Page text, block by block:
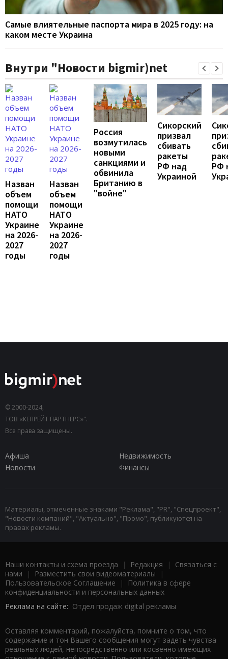
Самые влиятельные паспорта мира в 2025 году: на
каком месте Украина
Внутри "Новости bigmir)net
Назван
объем
помощи
НАТО
Украине
на 2026-
2027
годы
Назван
объем
помощи
НАТО
Украине
на 2026-
2027
годы
Россия
возмутилась
новыми
санкциями и
обвинила
Британию в
"войне"
Сикорский
призвал
сбивать
ракеты
РФ над
Украиной
РФ
© 2000-2024,
ТОВ «КЕПРЕЙТ ПАРТНЕРС»".
Все права защищены.
Афиша
Недвижимость
Новости
Финансы
Материалы, отмеченные знаками "Реклама", "PR", "Спецпроект",
"Новости компаний", "Актуально", "Промо", публикуются на
правах рекламы.
Наши контакты и схема проезда | Редакция | Связаться с
нами | Разместить свои видеоматериалы |
Пользовательское Соглашение |
Политика в сфере
конфиденциальности и персональных данных
Реклама на сайте: Отдел продаж digital рекламы
Оставляя комментарий, пожалуйста, помните о том, что
содержание и тон Вашего сообщения могут задеть чувства
реальных людей, непосредственно или косвенно имеющих